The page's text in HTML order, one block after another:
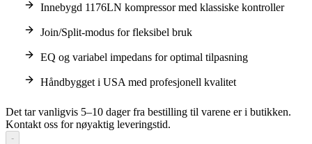
Innebygd 1176LN kompressor med klassiske kontroller
Join/Split-modus for fleksibel bruk
EQ og variabel impedans for optimal tilpasning
Håndbygget i USA med profesjonell kvalitet
Det tar vanligvis 5–10 dager fra bestilling til varene er i butikken.
Kontakt oss for nøyaktig leveringstid.
-